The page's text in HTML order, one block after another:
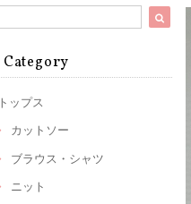
Category
トップス
カットソー
ブラウス・シャツ
ニット